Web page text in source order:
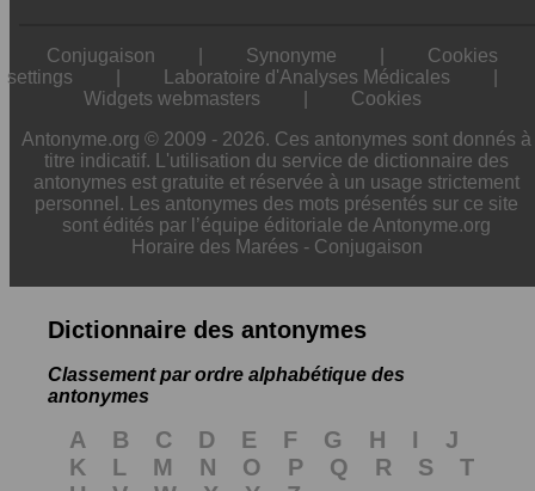
Conjugaison Synonyme
Cookies
settings
Laboratoire d'Analyses Médicales
Widgets webmasters
Cookies
Antonyme.org © 2009 - 2026. Ces antonymes sont donnés à
titre indicatif. L'utilisation du service de dictionnaire des
antonymes est gratuite et réservée à un usage strictement
personnel. Les antonymes des mots présentés sur ce site
sont édités par l’équipe éditoriale de Antonyme.org
Horaire des Marées - Conjugaison
Dictionnaire des antonymes
Classement par ordre alphabétique des
antonymes
A B C D E F G H I
J
K
L M N O P Q R S
T